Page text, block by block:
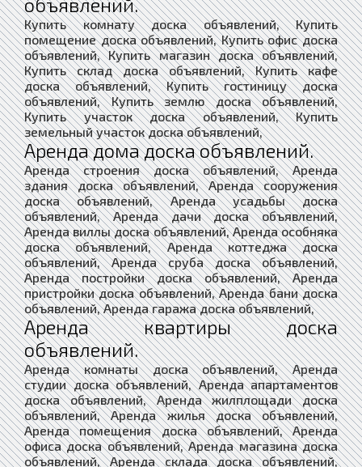
Купить комнату доска объявлений, Купить
помещение доска объявлений, Купить офис доска
объявлений, Купить магазин доска объявлений,
Купить склад доска объявлений, Купить кафе
доска объявлений, Купить гостиницу доска
объявлений, Купить землю доска объявлений,
Купить участок доска объявлений, Купить
земельный участок доска объявлений,
Аренда дома доска объявлений.
Аренда строения доска объявлений, Аренда
здания доска объявлений, Аренда сооружения
доска объявлений, Аренда усадьбы доска
объявлений, Аренда дачи доска объявлений,
Аренда виллы доска объявлений, Аренда особняка
доска объявлений, Аренда коттеджа доска
объявлений, Аренда сруба доска объявлений,
Аренда постройки доска объявлений, Аренда
пристройки доска объявлений, Аренда бани доска
объявлений, Аренда гаража доска объявлений,
Аренда квартиры доска
объявлений.
Аренда комнаты доска объявлений, Аренда
студии доска объявлений, Аренда апартаментов
доска объявлений, Аренда жилплощади доска
объявлений, Аренда жилья доска объявлений,
Аренда помещения доска объявлений, Аренда
офиса доска объявлений, Аренда магазина доска
объявлений, Аренда склада доска объявлений,